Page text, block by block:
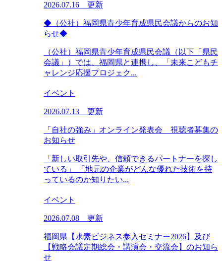
2026.07.16 更新
◆（公社）福岡県青少年育成県民会議からのお知
らせ◆
（公社）福岡県青少年育成県民会議（以下「県民
会議」）では、福岡県と連携し、「未来こどもチ
ャレンジ応援プロジェク...
イベント
2026.07.13 更新
「自社の強み」オンライン発表会 視聴者募集の
お知らせ
「新しい取引先や、信頼できるパートナーを探し
ている」 「地元の企業がどんな優れた技術を持
っているのか知りたい...
イベント
2026.07.08 更新
福岡県【水素ビジネス参入セミナー2026】及び
【戦略会議定期総会・講演会・交流会】のお知ら
せ